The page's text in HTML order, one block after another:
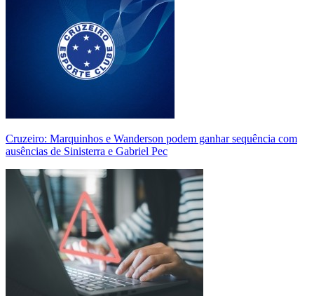
Cruzeiro: Marquinhos e Wanderson podem ganhar sequência com
ausências de Sinisterra e Gabriel Pec